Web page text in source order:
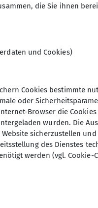
Archiv
die Sie ihnen
und Cookies)
Cookies bestimmte
oder
Browser die
wurden. Die
sicherzustellen
des Dienstes
werden (vgl. Cookie-